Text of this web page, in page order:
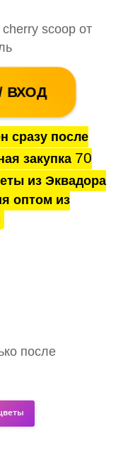
scoop от
ВХОД
сразу после
закупка 70
из Эквадора
оптом из
после